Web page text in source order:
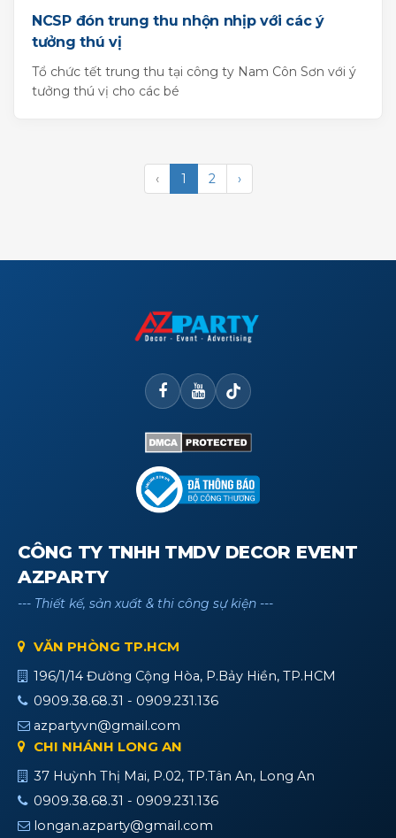
NCSP đón trung thu nhộn nhịp với các ý
tưởng thú vị
Tổ chức tết trung thu tại công ty Nam Côn Sơn với ý
tưởng thú vị cho các bé
‹ 1 2 ›
CÔNG TY TNHH TMDV DECOR EVENT
AZPARTY
--- Thiết kế, sản xuất & thi công sự kiện ---
VĂN PHÒNG TP.HCM
196/1/14 Đường Cộng Hòa, P.Bảy Hiền, TP.HCM
0909.38.68.31 - 0909.231.136
azpartyvn@gmail.com
CHI NHÁNH LONG AN
37 Huỳnh Thị Mai, P.02, TP.Tân An, Long An
0909.38.68.31 - 0909.231.136
longan.azparty@gmail.com